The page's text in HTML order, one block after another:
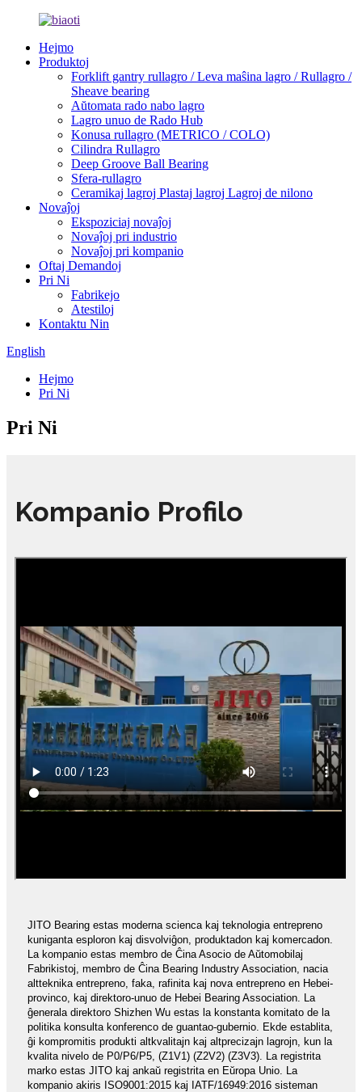
Hejmo
Produktoj
Forklift gantry rullagro / Leva maŝina lagro / Rullagro /
Sheave bearing
Aŭtomata rado nabo lagro
Lagro unuo de Rado Hub
Konusa rullagro (METRICO / COLO)
Cilindra Rullagro
Deep Groove Ball Bearing
Sfera-rullagro
Ceramikaj lagroj Plastaj lagroj Lagroj de nilono
Novaĵoj
Ekspoziciaj novaĵoj
Novaĵoj pri industrio
Novaĵoj pri kompanio
Oftaj Demandoj
Pri Ni
Fabrikejo
Atestiloj
Kontaktu Nin
English
Hejmo
Pri Ni
Pri Ni
Kompanio Profilo
JITO Bearing estas moderna scienca kaj teknologia entrepreno
kuniganta esploron kaj disvolviĝon, produktadon kaj komercadon.
La kompanio estas membro de Ĉina Asocio de Aŭtomobilaj
Fabrikistoj, membro de Ĉina Bearing Industry Association, nacia
altteknika entrepreno, faka, rafinita kaj nova entrepreno en Hebei-
provinco, kaj direktoro-unuo de Hebei Bearing Association. La
ĝenerala direktoro Shizhen Wu estas la konstanta komitato de la
politika konsulta konferenco de guantao-gubernio. Ekde establita,
ĝi kompromitis produkti altkvalitajn kaj altprecizajn lagrojn, kun la
kvalita nivelo de P0/P6/P5, (Z1V1) (Z2V2) (Z3V3). La registrita
marko estas JITO kaj ankaŭ registrita en Eŭropa Unio. La
kompanio akiris ISO9001:2015 kaj IATF/16949:2016 sisteman